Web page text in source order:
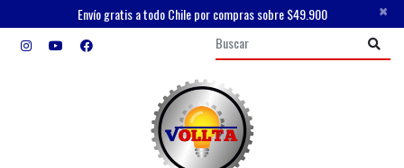
Envío gratis a todo Chile por compras sobre $49.900 ×